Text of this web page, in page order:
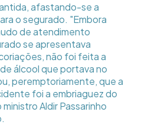
afastando-se a
o segurado. "Embora
de atendimento
se apresentava
não foi feita a
álcool que portava no
peremptoriamente, que a
foi a embriaguez do
Aldir Passarinho